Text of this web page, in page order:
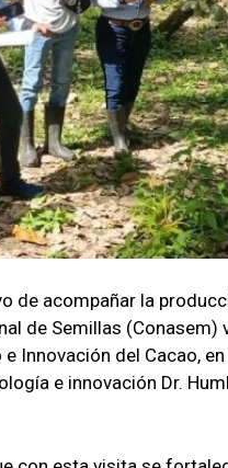
de acompañar la
de Semillas (Conasem)
Innovación del Cacao,
e innovación Dr.